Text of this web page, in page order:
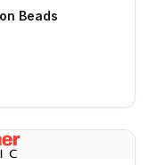
Beads